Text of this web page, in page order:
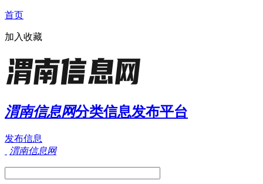
首页
加入收藏
渭南信息网分类信息发布平台
发布信息
渭南信息网